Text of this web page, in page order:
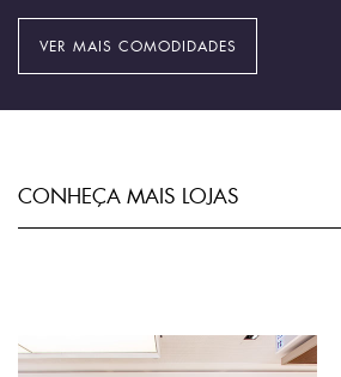
VER MAIS COMODIDADES
CONHEÇA MAIS LOJAS